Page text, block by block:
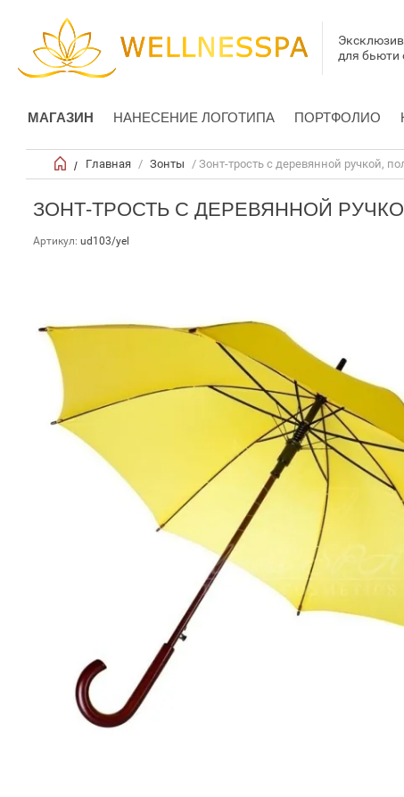
для бьюти
МАГАЗИН НАНЕСЕНИЕ ЛОГОТИПА ПОРТФОЛИО
/ Главная / Зонты / Зонт-трость с деревянной ручкой,
ЗОНТ-ТРОСТЬ С ДЕРЕВЯННОЙ
Артикул: ud103/yel